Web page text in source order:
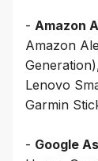
- Amazon
Amazon
Lenovo
Garmin
- Google